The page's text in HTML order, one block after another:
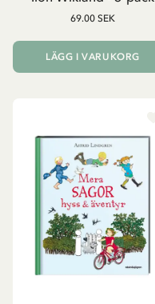
69.00 SEK
LÄGG I VARUKORG